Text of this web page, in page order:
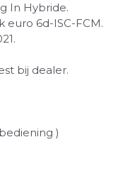
In Hybride.
euro 6d-ISC-FCM.
bij dealer.
)